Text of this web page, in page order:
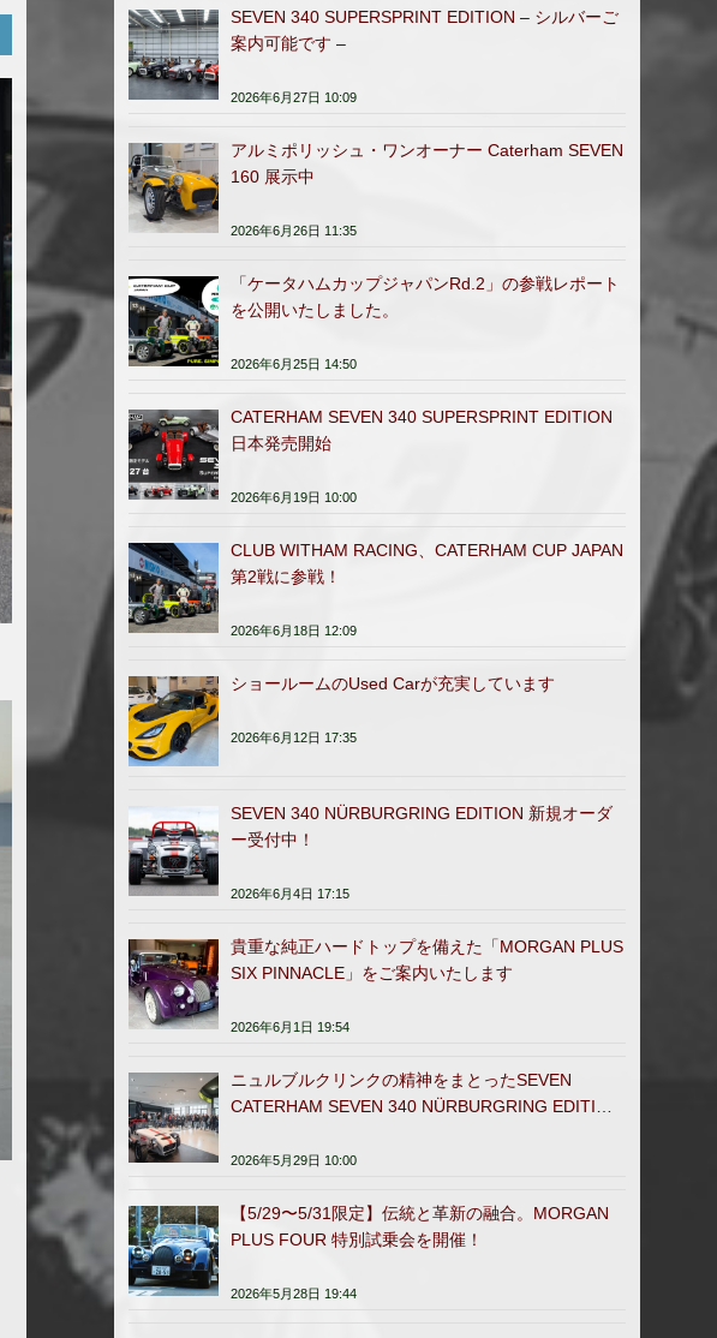
SEVEN 340 SUPERSPRINT EDITION – シルバーご
案内可能です –
2026年6月27日 10:09
アルミポリッシュ・ワンオーナー Caterham SEVEN
160 展示中
2026年6月26日 11:35
「ケータハムカップジャパンRd.2」の参戦レポート
を公開いたしました。
2026年6月25日 14:50
CATERHAM SEVEN 340 SUPERSPRINT EDITION
日本発売開始
2026年6月19日 10:00
CLUB WITHAM RACING、CATERHAM CUP JAPAN
第2戦に参戦！
2026年6月18日 12:09
ショールームのUsed Carが充実しています
2026年6月12日 17:35
SEVEN 340 NÜRBURGRING EDITION 新規オーダ
ー受付中！
2026年6月4日 17:15
貴重な純正ハードトップを備えた「MORGAN PLUS
SIX PINNACLE」をご案内いたします
2026年6月1日 19:54
ニュルブルクリンクの精神をまとったSEVEN
CATERHAM SEVEN 340 NÜRBURGRING EDITION
2026年5月29日 10:00
【5/29〜5/31限定】伝統と革新の融合。MORGAN
PLUS FOUR 特別試乗会を開催！
2026年5月28日 19:44